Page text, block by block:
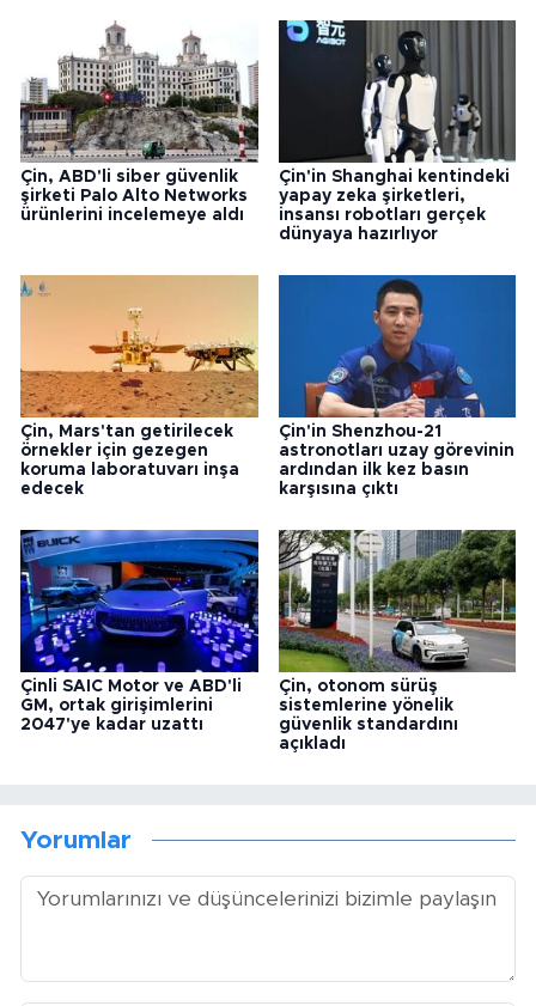
Çin, ABD'li siber güvenlik
şirketi Palo Alto Networks
ürünlerini incelemeye aldı
Çin'in Shanghai kentindeki
yapay zeka şirketleri,
insansı robotları gerçek
dünyaya hazırlıyor
Çin, Mars'tan getirilecek
örnekler için gezegen
koruma laboratuvarı inşa
edecek
Çin'in Shenzhou-21
astronotları uzay görevinin
ardından ilk kez basın
karşısına çıktı
Çinli SAIC Motor ve ABD'li
GM, ortak girişimlerini
2047'ye kadar uzattı
Çin, otonom sürüş
sistemlerine yönelik
güvenlik standardını
açıkladı
Yorumlar